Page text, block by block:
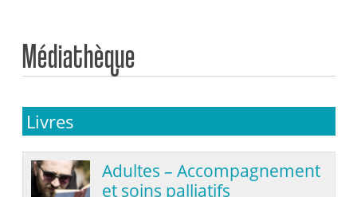
Médiathèque
Livres
Adultes – Accompagnement
et soins palliatifs